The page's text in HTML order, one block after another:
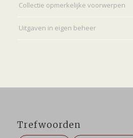
Collectie opmerkelijke voorwerpen
Uitgaven in eigen beheer
Trefwoorden